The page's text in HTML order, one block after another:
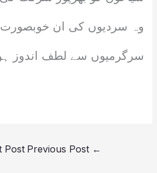
وہ سردیوں کی ان خوبصورت
سرگرمیوں سے لطف اندوز
←
Post